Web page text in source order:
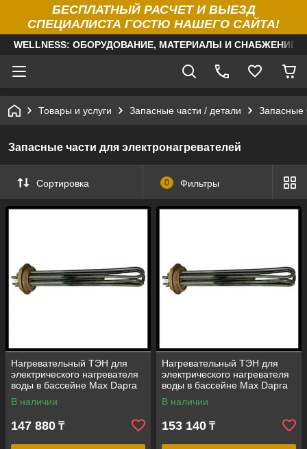
БЕСПЛАТНЫЙ РАСЧЕТ И ВЫЕЗД
СПЕЦИАЛИСТА ГОСТЮ НАШЕГО САЙТА!
WELLNESS: ОБОРУДОВАНИЕ, МАТЕРИАЛЫ И
Товары и услуги Запасные части / детали Запасные
Запасные части для электронагревателей
Сортировка 0 Фильтры
Нагревательный ТЭН для
электрического нагревателя
воды в бассейне Max Dapra
(мощность = 6 кВт, Incoloy
825)
В наличии
147 880 ₸
Нагревательный ТЭН для
электрического нагревателя
воды в бассейне Max Dapra
(мощность = 9 кВт, Incoloy
825)
В наличии
153 140 ₸